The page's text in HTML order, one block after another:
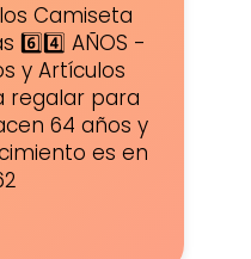
Camiseta
6️⃣4️⃣ AÑOS -
y Artículos
regalar para
64 años y
es en